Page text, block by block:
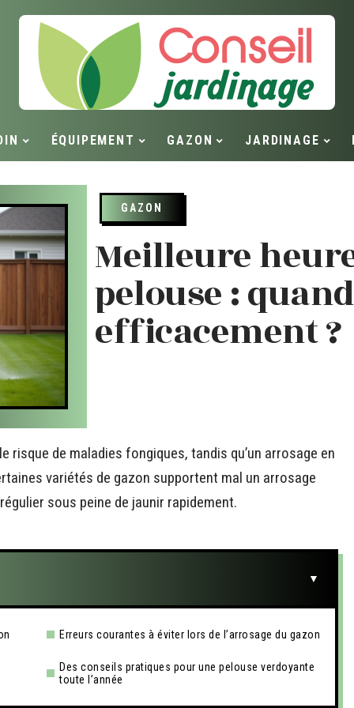
ÉQUIPEMENT GAZON JARDINAGE
GAZON
Meilleure
pelouse :
efficacement ?
risque de maladies fongiques, tandis qu’un arrosage en
variétés de gazon supportent mal un arrosage
sous peine de jaunir rapidement.
Erreurs courantes à éviter lors de l’arrosage du gazon
Des conseils pratiques pour une pelouse verdoyante
toute l’année